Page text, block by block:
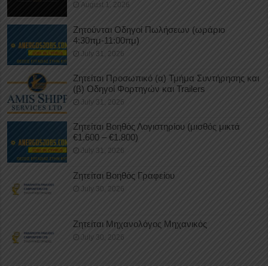
August 1, 2026
Ζητούνται Οδηγοί Πωλήσεων (ωράριο
4:30πμ-11:00πμ)
July 31, 2026
Ζητείται Προσωπικό (α) Τμήμα Συντήρησης και
(β) Οδηγοί Φορτηγών και Trailers
July 31, 2026
Ζητείται Βοηθός Λογιστηρίου (μισθός μικτά
€1.600 – €1.800)
July 31, 2026
Ζητείται Βοηθός Γραφείου
July 30, 2026
Ζητείται Μηχανολόγος Μηχανικός
July 30, 2026